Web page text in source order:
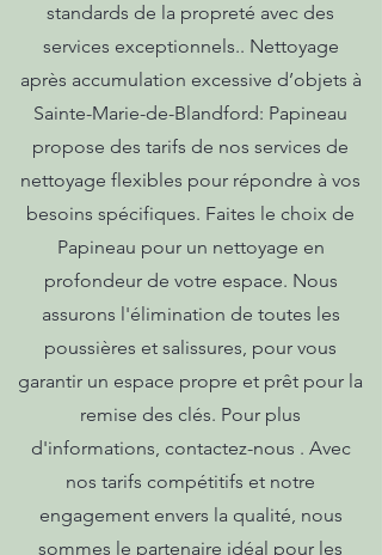
standards de la propreté avec des
services exceptionnels.. Nettoyage
après accumulation excessive d’objets à
Sainte-Marie-de-Blandford: Papineau
propose des tarifs de nos services de
nettoyage flexibles pour répondre à vos
besoins spécifiques. Faites le choix de
Papineau pour un nettoyage en
profondeur de votre espace. Nous
assurons l'élimination de toutes les
poussières et salissures, pour vous
garantir un espace propre et prêt pour la
remise des clés. Pour plus
d'informations, contactez-nous . Avec
nos tarifs compétitifs et notre
engagement envers la qualité, nous
sommes le partenaire idéal pour les